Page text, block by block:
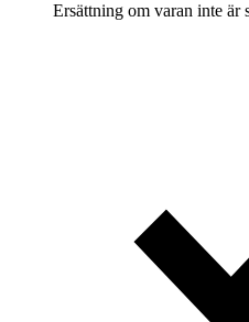
Ersättning om varan inte är